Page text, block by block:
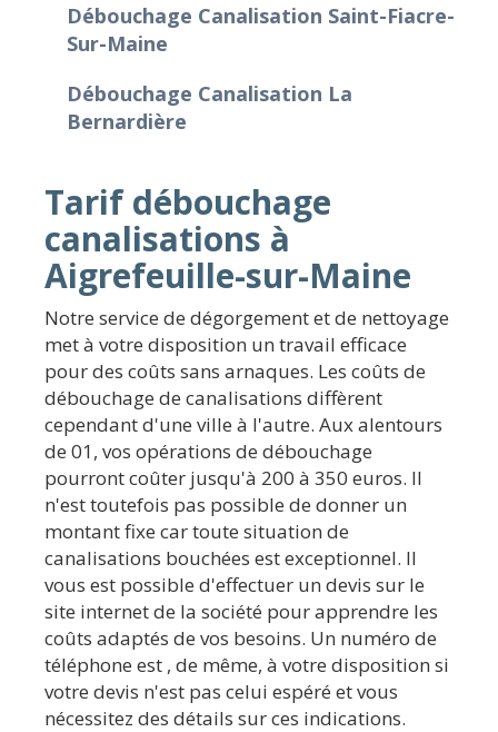
Débouchage Canalisation Saint-Fiacre-
Sur-Maine
Débouchage Canalisation La
Bernardière
Tarif débouchage
canalisations à
Aigrefeuille-sur-Maine
Notre service de dégorgement et de nettoyage
met à votre disposition un travail efficace
pour des coûts sans arnaques. Les coûts de
débouchage de canalisations diffèrent
cependant d'une ville à l'autre. Aux alentours
de 01, vos opérations de débouchage
pourront coûter jusqu'à 200 à 350 euros. Il
n'est toutefois pas possible de donner un
montant fixe car toute situation de
canalisations bouchées est exceptionnel. Il
vous est possible d'effectuer un devis sur le
site internet de la société pour apprendre les
coûts adaptés de vos besoins. Un numéro de
téléphone est , de même, à votre disposition si
votre devis n'est pas celui espéré et vous
nécessitez des détails sur ces indications.